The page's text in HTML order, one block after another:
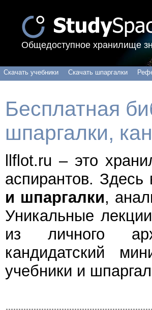
Общедоступное хранилище
Скачать учебники Скачать шпаргалки
Бесплатная
шпаргалки,
llflot.ru – это
аспирантов.
и шпаргалки,
Уникальные
из личного
кандидатский
учебники и